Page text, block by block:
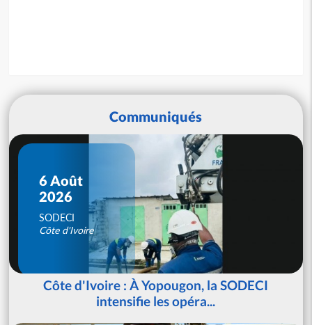
Communiqués
6 Août
2026
SODECI
Côte d'Ivoire
Côte d'Ivoire : À Yopougon, la SODECI
intensifie les opéra...